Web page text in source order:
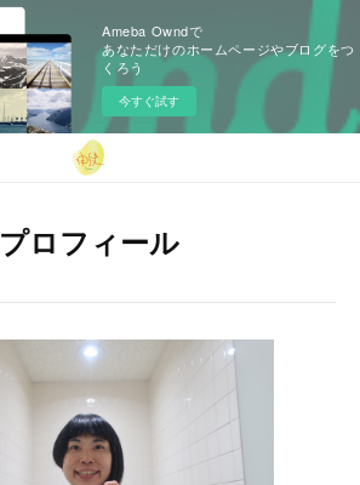
Ameba Owndで
あなただけのホームページやブログをつ
くろう
今すぐ試す
プロフィール